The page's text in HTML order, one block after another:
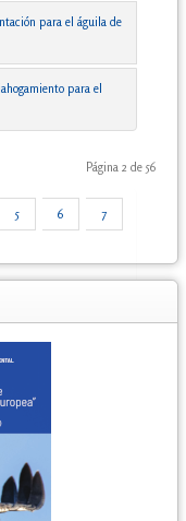
para el águila de
para el
Página 2 de 56
5 6 7